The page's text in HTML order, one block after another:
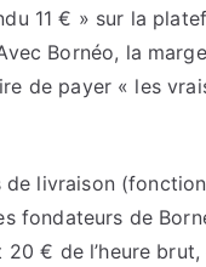
11 € » sur la
Bornéo, la
de payer « les
livraison
fondateurs de
€ de l’heure